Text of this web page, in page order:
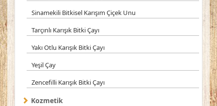
Sinamekili Bitkisel Karışım Çiçek Unu
Tarçınlı Karışık Bitki Çayı
Yakı Otlu Karışık Bitki Çayı
Yeşil Çay
Zencefilli Karışık Bitki Çayı
Kozmetik